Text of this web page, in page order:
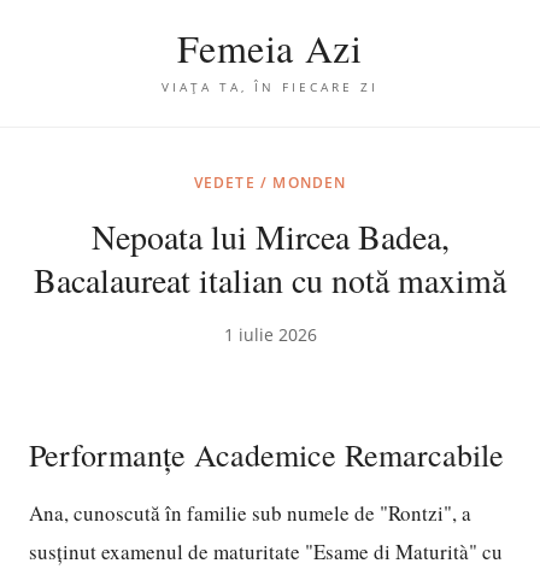
Femeia Azi
VIAȚA TA, ÎN FIECARE ZI
VEDETE / MONDEN
Nepoata lui Mircea Badea,
Bacalaureat italian cu notă maximă
1 iulie 2026
Performanțe Academice Remarcabile
Ana, cunoscută în familie sub numele de "Rontzi", a
susținut examenul de maturitate "Esame di Maturità" cu